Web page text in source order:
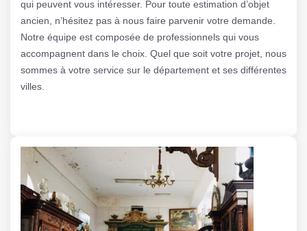
qui peuvent vous intéresser. Pour toute estimation d’objet
ancien, n’hésitez pas à nous faire parvenir votre demande.
Notre équipe est composée de professionnels qui vous
accompagnent dans le choix. Quel que soit votre projet, nous
sommes à votre service sur le département et ses différentes
villes.